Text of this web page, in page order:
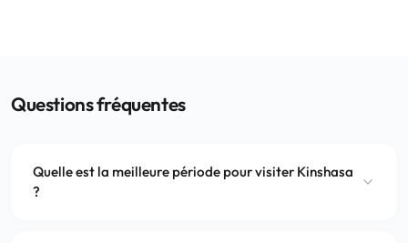
Questions fréquentes
Quelle est la meilleure période pour visiter Kinshasa
?